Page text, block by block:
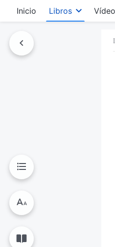
Inicio Libros